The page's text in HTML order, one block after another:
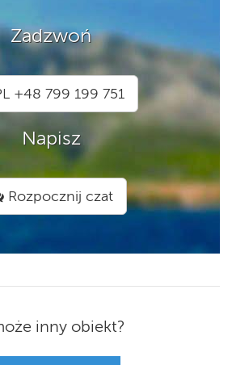
Zadzwoń
+48 799 199 751
Napisz
Rozpocznij czat
inny obiekt?